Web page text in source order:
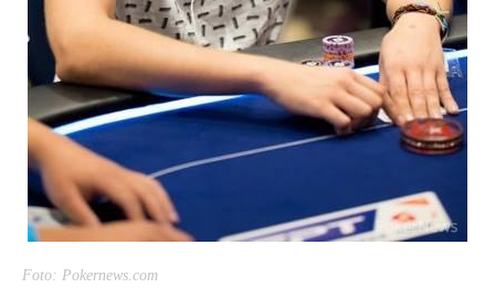
Foto: Pokernews.com